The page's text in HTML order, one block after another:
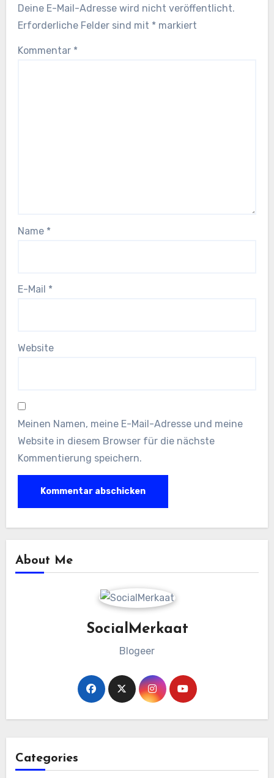
Deine E-Mail-Adresse wird nicht veröffentlicht.
Erforderliche Felder sind mit * markiert
Kommentar *
Name *
E-Mail *
Website
Meinen Namen, meine E-Mail-Adresse und meine
Website in diesem Browser für die nächste
Kommentierung speichern.
About Me
SocialMerkaat
Blogeer
Categories